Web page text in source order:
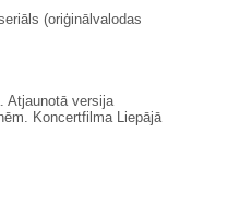
(oriģinālvalodas
Atjaunotā versija
Koncertfilma Liepājā